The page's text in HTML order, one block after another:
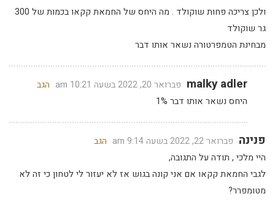
ולכן צריכה פחות שוקולד . מה היחס של החמאת קקאו בכמות של 300
גר שוקולד
מבחינת הטמפרטורה נשאר אותו דבר
malky adler פברואר 20, 2022 בשעה 10:21 am
הגב
היחס נשאר אותו דבר 1%
פנינה פברואר 22, 2022 בשעה 9:14 am
הגב
היי מלכי , תודה על התגובה,
לגבי החמאת קקאו אם אני קונה בגוש אז לא יעזור לי לטחון כי זה לא
מטומפרר?